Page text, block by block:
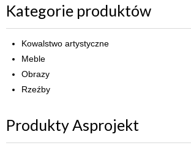
Kategorie produktów
Kowalstwo artystyczne
Meble
Obrazy
Rzeźby
Produkty Asprojekt